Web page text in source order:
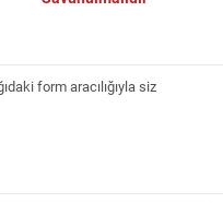
form aracılığıyla siz